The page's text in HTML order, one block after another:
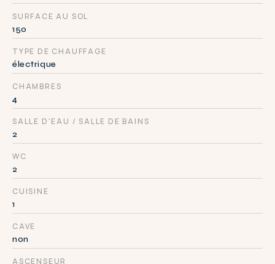
SURFACE AU SOL
150
TYPE DE CHAUFFAGE
électrique
CHAMBRES
4
SALLE D'EAU / SALLE DE BAINS
2
WC
2
CUISINE
1
CAVE
non
ASCENSEUR